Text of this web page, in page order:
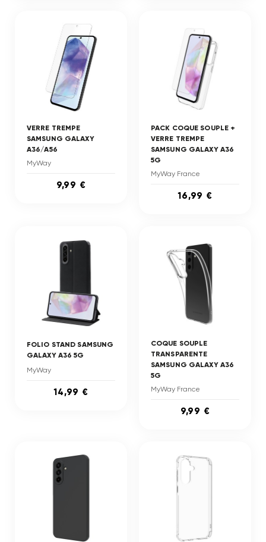
VERRE TREMPE
SAMSUNG GALAXY
A36/A56
MyWay
9,99 €
PACK COQUE SOUPLE +
VERRE TREMPE
SAMSUNG GALAXY A36
5G
MyWay France
16,99 €
FOLIO STAND SAMSUNG
GALAXY A36 5G
MyWay
14,99 €
COQUE SOUPLE
TRANSPARENTE
SAMSUNG GALAXY A36
5G
MyWay France
9,99 €